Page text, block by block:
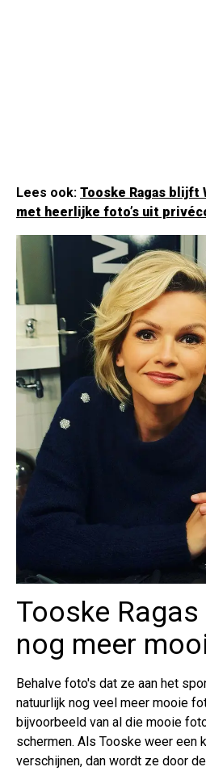
Lees ook: Tooske Ragas blijft
met heerlijke foto’s uit
Tooske
nog meer
Behalve foto's dat ze aan het
natuurlijk nog veel meer mooie
bijvoorbeeld van al die mooie
schermen. Als Tooske weer een
verschijnen, dan wordt ze door